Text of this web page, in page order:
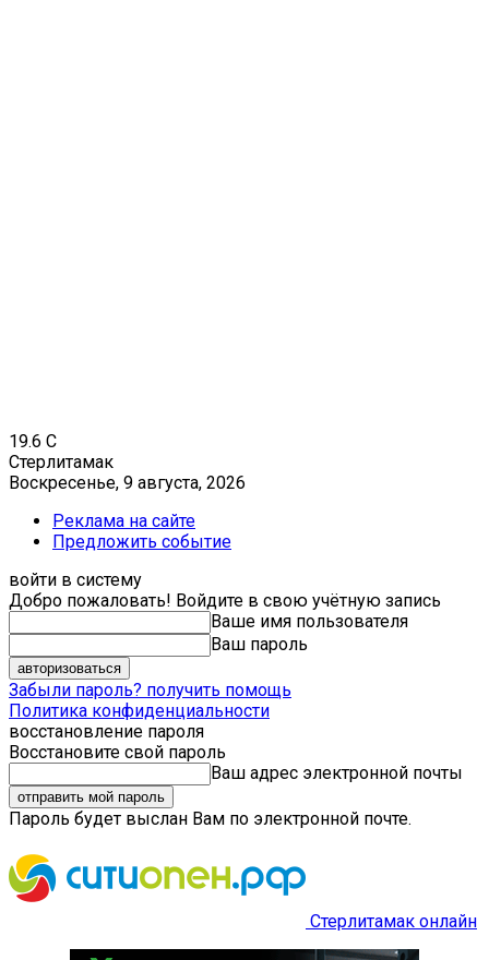
19.6 C
Стерлитамак
Воскресенье, 9 августа, 2026
Реклама на сайте
Предложить событие
войти в систему
Добро пожаловать! Войдите в свою учётную запись
Ваше имя пользователя
Ваш пароль
Забыли пароль? получить помощь
Политика конфиденциальности
восстановление пароля
Восстановите свой пароль
Ваш адрес электронной почты
Пароль будет выслан Вам по электронной почте.
Стерлитамак онлайн